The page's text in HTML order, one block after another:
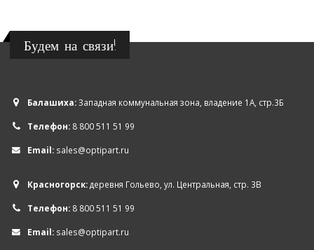
Будем на связи!
Балашиха:Западная коммунальная зона, владение 1А, стр.3Б
Телефон: 8 800 511 51 99
Email: sales@optipart.ru
Красногорск:деревня Гольево, ул. Центральная, стр. 3В
Телефон: 8 800 511 51 99
Email: sales@optipart.ru